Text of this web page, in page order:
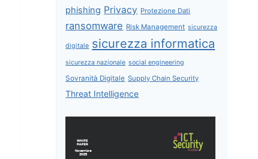
phishing Privacy Protezione Dati
ransomware Risk Management sicurezza
digitale sicurezza informatica
sicurezza nazionale social engineering
Sovranità Digitale Supply Chain Security
Threat Intelligence